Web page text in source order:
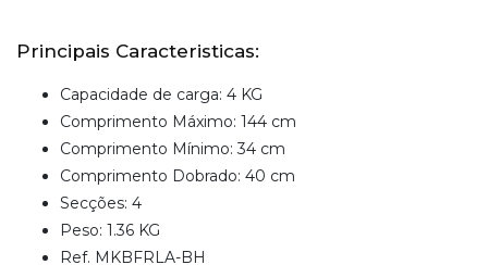
Principais Caracteristicas:
Capacidade de carga: 4 KG
Comprimento Máximo: 144 cm
Comprimento Mínimo: 34 cm
Comprimento Dobrado: 40 cm
Secções: 4
Peso: 1.36 KG
Ref. MKBFRLA-BH